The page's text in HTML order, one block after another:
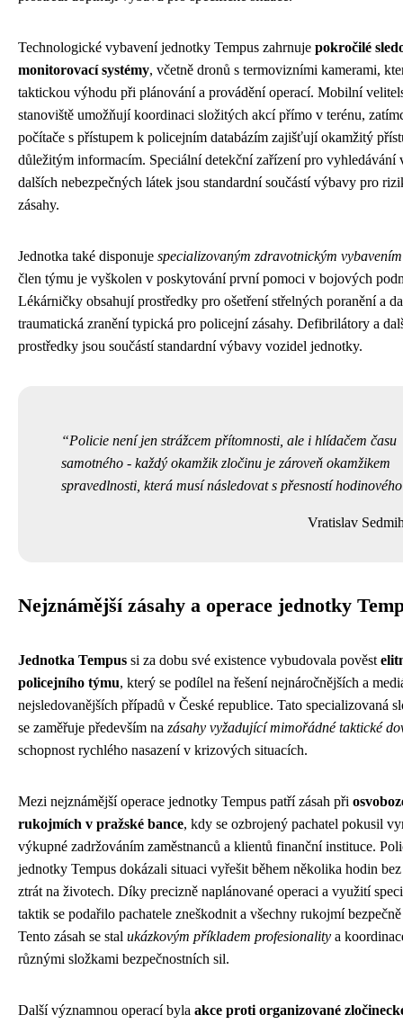
Technologické vybavení jednotky Tempus zahrnuje pokročilé
monitorovací systémy, včetně dronů s termovizními kamerami,
taktickou výhodu při plánování a provádění operací. Mobilní
stanoviště umožňují koordinaci složitých akcí přímo v terénu,
počítače s přístupem k policejním databázím zajišťují okamžitý
důležitým informacím. Speciální detekční zařízení pro vyhledávání
dalších nebezpečných látek jsou standardní součástí výbavy pro
zásahy.
Jednotka také disponuje specializovaným zdravotnickým vybavením
člen týmu je vyškolen v poskytování první pomoci v bojových
Lékárničky obsahují prostředky pro ošetření střelných poranění a
traumatická zranění typická pro policejní zásahy. Defibrilátory a
prostředky jsou součástí standardní výbavy vozidel jednotky.
Policie není jen strážcem přítomnosti, ale i hlídačem času
samotného - každý okamžik zločinu je zároveň okamžikem
spravedlnosti, která musí následovat s přesností
Vratislav
Nejznámější zásahy a operace jednotky
Jednotka Tempus si za dobu své existence vybudovala pověst
policejního týmu, který se podílel na řešení nejnáročnějších a
nejsledovanějších případů v České republice. Tato specializovaná
se zaměřuje především na zásahy vyžadující mimořádné taktické
schopnost rychlého nasazení v krizových situacích.
Mezi nejznámější operace jednotky Tempus patří zásah při
rukojmích v pražské bance, kdy se ozbrojený pachatel pokusil
výkupné zadržováním zaměstnanců a klientů finanční instituce.
jednotky Tempus dokázali situaci vyřešit během několika hodin
ztrát na životech. Díky precizně naplánované operaci a využití
taktik se podařilo pachatele zneškodnit a všechny rukojmí
Tento zásah se stal ukázkovým příkladem profesionality a
různými složkami bezpečnostních sil.
Další významnou operací byla akce proti organizované